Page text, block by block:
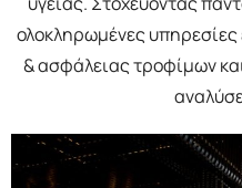
ολοκληρωμένες υπηρεσίες
& ασφάλειας τροφίμων